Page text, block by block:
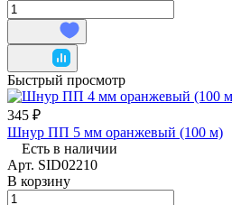
Быстрый просмотр
345 ₽
Шнур ПП 5 мм оранжевый (100 м)
Есть в наличии
Арт. SID02210
В корзину